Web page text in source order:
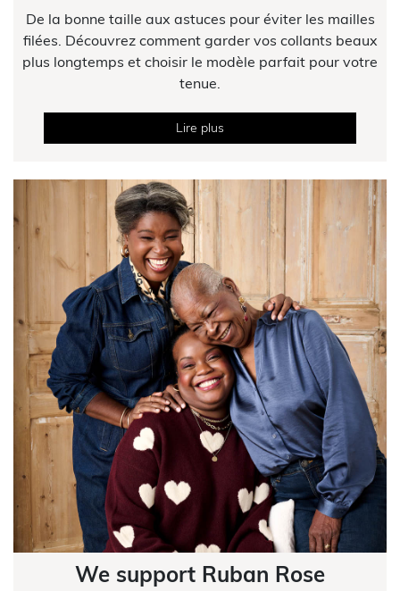
De la bonne taille aux astuces pour éviter les mailles
filées. Découvrez comment garder vos collants beaux
plus longtemps et choisir le modèle parfait pour votre
tenue.
Lire plus
We support Ruban Rose